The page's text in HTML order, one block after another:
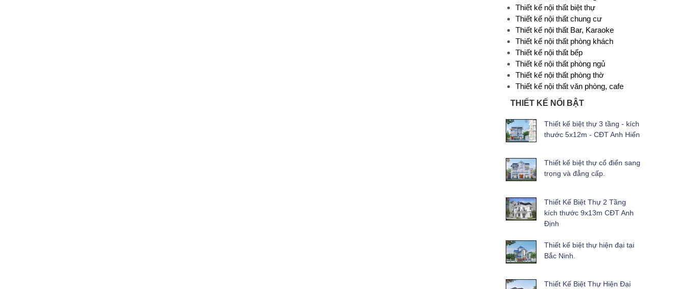
Thiết kế nội thất biệt thự
Thiết kế nội thất chung cư
Thiết kế nội thất Bar, Karaoke
Thiết kế nội thất phòng khách
Thiết kế nội thất bếp
Thiết kế nội thất phòng ngủ
Thiết kế nội thất phòng thờ
Thiết kế nội thất văn phòng, cafe
THIẾT KẾ NỔI BẬT
Thiết kế biệt thự 3 tầng - kích
thước 5x12m - CĐT Anh Hiển
Thiết kế biệt thự cổ điển sang
trọng và đẳng cấp.
Thiết Kế Biệt Thự 2 Tầng
kích thước 9x13m CĐT Anh
Định
Thiết kế biệt thự hiện đại tại
Bắc Ninh.
Thiết Kế Biệt Thự Hiện Đại